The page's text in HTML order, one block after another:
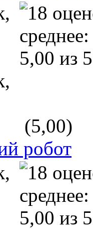
(5,00)
робот